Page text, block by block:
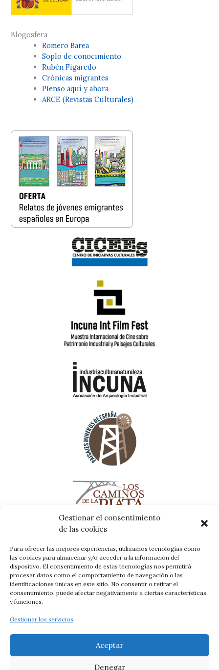
Gestionar el consentimiento
de las cookies
Para ofrecer las mejores experiencias, utilizamos tecnologías como
las cookies para almacenar y/o acceder a la información del
dispositivo. El consentimiento de estas tecnologías nos permitirá
procesar datos como el comportamiento de navegación o las
identificaciones únicas en este sitio. No consentir o retirar el
consentimiento, puede afectar negativamente a ciertas características
y funciones.
Gestionar los servicios
Aceptar
Denegar
Blogosfera
Romero Barea
Soplo de conocimiento
Rubén Figaredo
Crónicas migrantes
Pienso aquí y ahora
ARCE (Revistas Culturales)